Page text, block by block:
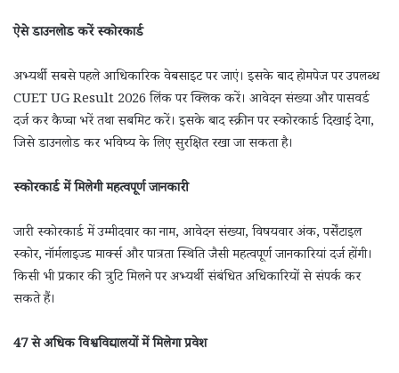
ऐसे डाउनलोड करें स्कोरकार्ड
अभ्यर्थी सबसे पहले आधिकारिक वेबसाइट पर जाएं। इसके बाद होमपेज पर उपलब्ध
CUET UG Result 2026 लिंक पर क्लिक करें। आवेदन संख्या और पासवर्ड
दर्ज कर कैप्चा भरें तथा सबमिट करें। इसके बाद स्क्रीन पर स्कोरकार्ड दिखाई देगा,
जिसे डाउनलोड कर भविष्य के लिए सुरक्षित रखा जा सकता है।
स्कोरकार्ड में मिलेगी महत्वपूर्ण जानकारी
जारी स्कोरकार्ड में उम्मीदवार का नाम, आवेदन संख्या, विषयवार अंक, पर्सेंटाइल
स्कोर, नॉर्मलाइज्ड मार्क्स और पात्रता स्थिति जैसी महत्वपूर्ण जानकारियां दर्ज होंगी।
किसी भी प्रकार की त्रुटि मिलने पर अभ्यर्थी संबंधित अधिकारियों से संपर्क कर
सकते हैं।
47 से अधिक विश्वविद्यालयों में मिलेगा प्रवेश